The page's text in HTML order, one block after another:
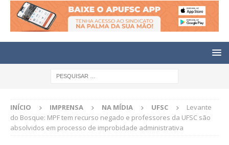
INÍCIO IMPRENSA NA MÍDIA UFSC
Levante
do Bosque: MPF tem recurso negado e professores da UFSC são
absolvidos em processo de improbidade administrativa